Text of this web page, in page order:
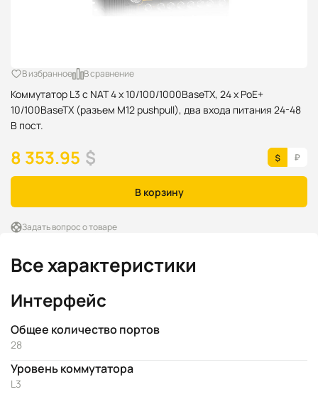
Коммутатор L3 с NAT 4 x 10/100/1000BaseTX, 24 x PoE+
10/100BaseTX (разъем M12 pushpull), два входа питания 24-48
В пост.
В избранное В сравнение
8 353.95 $
В корзину
Задать вопрос о товаре
Все характеристики
Интерфейс
Общее количество портов
28
Уровень коммутатора
L3